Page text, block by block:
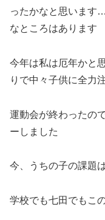
ったかなと思います
なところはあります
今年は私は厄年かと
りで中々子供に全力
運動会が終わったの
ーしました
今、うちの子の課題
学校でも七田でもこ